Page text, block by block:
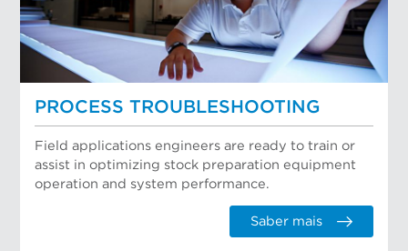
PROCESS TROUBLESHOOTING
Field applications engineers are ready to train or
assist in optimizing stock preparation equipment
operation and system performance.
Saber mais